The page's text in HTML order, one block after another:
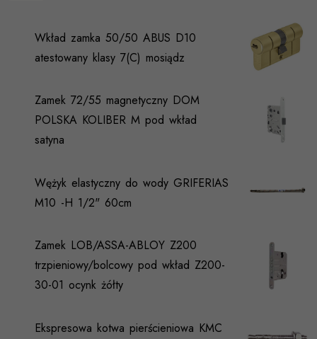
Wkład zamka 50/50 ABUS D10
atestowany klasy 7(C) mosiądz
Zamek 72/55 magnetyczny DOM
POLSKA KOLIBER M pod wkład
satyna
Wężyk elastyczny do wody GRIFERIAS
M10 -H 1/2" 60cm
Zamek LOB/ASSA-ABLOY Z200
trzpieniowy/bolcowy pod wkład Z200-
30-01 ocynk żółty
Ekspresowa kotwa pierścieniowa KMC